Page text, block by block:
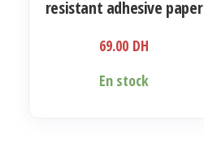
resistant adhesive paper
69.00 DH
En stock